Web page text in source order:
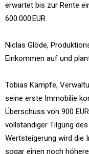
erwartet bis zur Rente
600.000 EUR
Niclas Glöde,
Einkommen auf und
Tobias Kämpfe,
seine erste Immobilie
Überschuss von 900
vollständiger Tilgung
Wertsteigerung wird die
sogar einen noch